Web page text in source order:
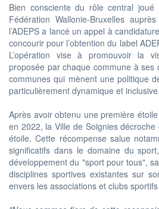
Bien consciente du rôle central
Fédération Wallonie-Bruxelles
l’ADEPS a lancé un appel à
concourir pour l’obtention du label
L’opération vise à promouvoir la
proposée par chaque commune à ses
communes qui mènent une politique
particulièrement dynamique et inclusive.
Après avoir obtenu une première
en 2022, la Ville de Soignies
étoile. Cette récompense salue
significatifs dans le domaine du
développement du "sport pour tous",
disciplines sportives existantes sur
envers les associations et clubs